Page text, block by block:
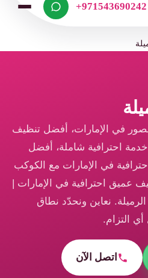
+971543690242
في الإمارات، أفضل تنظيف
احترافية شاملة، أفضل
في الإمارات مع الكوكب
عميق احترافية في الإمارات |
نعاين ونحدّد نطاق
التزام.
اتصل الآن